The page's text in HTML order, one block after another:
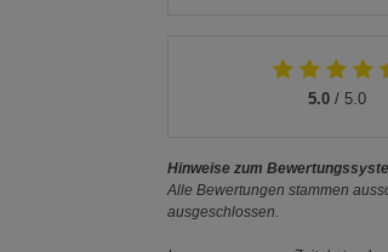
5.0/ 5.0
Hinweise zum
Alle Bewertungen stammen
ausgeschlossen.